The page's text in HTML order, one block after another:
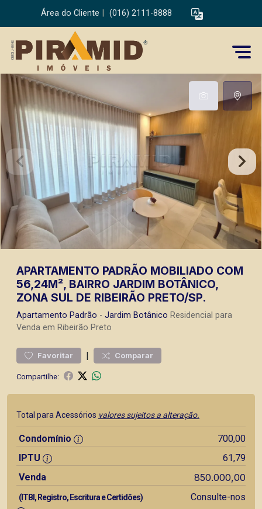
Área do Cliente (016) 2111-8888
APARTAMENTO PADRÃO MOBILIADO COM
56,24M², BAIRRO JARDIM BOTÂNICO,
ZONA SUL DE RIBEIRÃO PRETO/SP.
Apartamento Padrão - Jardim Botânico Residencial para
Venda em Ribeirão Preto
Favoritar | Comparar
Compartilhe:
Total para Acessórios valores sujeitos a alteração.
Condomínio
700,00
IPTU
61,79
Venda
850.000,00
(ITBI, Registro, Escritura e Certidões) Consulte-nos